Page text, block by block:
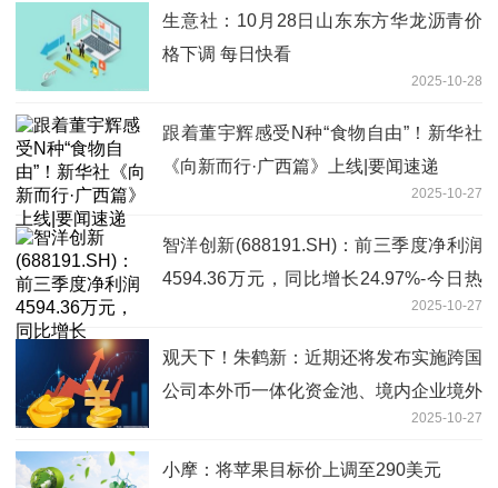
生意社：10月28日山东东方华龙沥青价
格下调 每日快看
2025-10-28
跟着董宇辉感受N种“食物自由”！新华社
《向新而行·广西篇》上线|要闻速递
2025-10-27
智洋创新(688191.SH)：前三季度净利润
4594.36万元，同比增长24.97%-今日热
2025-10-27
观天下！朱鹤新：近期还将发布实施跨国
公司本外币一体化资金池、境内企业境外
2025-10-27
小摩：将苹果目标价上调至290美元